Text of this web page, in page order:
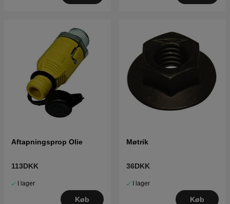
Aftapningsprop Olie
113DKK
I lager
Køb
Møtrik
36DKK
I lager
Køb